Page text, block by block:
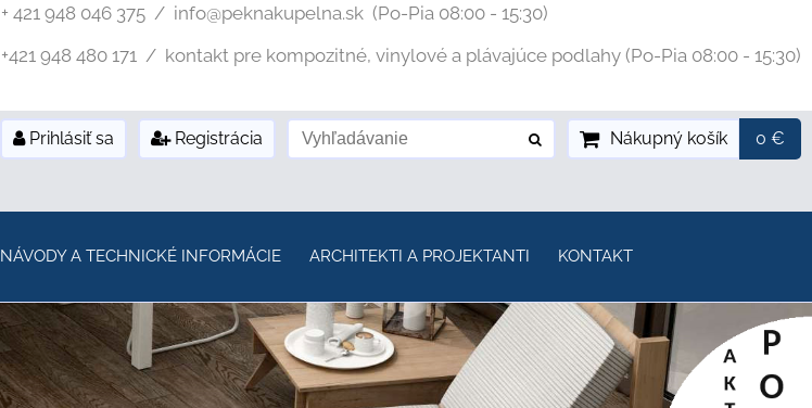
+ 421 948 046 375 / info@peknakupelna.sk (Po-Pia 08:00 - 15:30)
+421 948 480 171 / kontakt pre kompozitné, vinylové a plávajúce podlahy (Po-Pia 08:00 - 15:30)
Prihlásiť sa Registrácia Nákupný košík 0 €
NÁVODY A TECHNICKÉ INFORMÁCIE ARCHITEKTI A PROJEKTANTI KONTAKT